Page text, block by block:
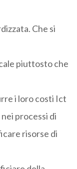
Che si
piuttosto che
i loro costi Ict
processi di
risorse di